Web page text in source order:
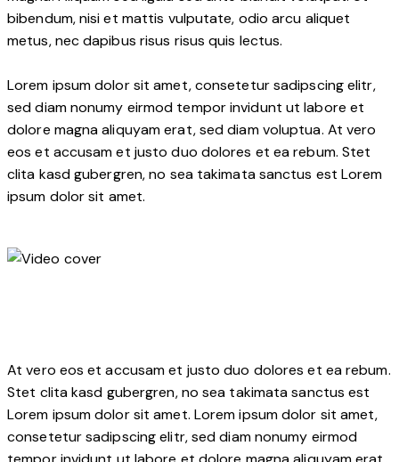
bibendum, nisi et mattis vulputate, odio arcu aliquet
metus, nec dapibus risus risus quis lectus.
Lorem ipsum dolor sit amet, consetetur sadipscing elitr,
sed diam nonumy eirmod tempor invidunt ut labore et
dolore magna aliquyam erat, sed diam voluptua. At vero
eos et accusam et justo duo dolores et ea rebum. Stet
clita kasd gubergren, no sea takimata sanctus est Lorem
ipsum dolor sit amet.
At vero eos et accusam et justo duo dolores et ea rebum.
Stet clita kasd gubergren, no sea takimata sanctus est
Lorem ipsum dolor sit amet. Lorem ipsum dolor sit amet,
consetetur sadipscing elitr, sed diam nonumy eirmod